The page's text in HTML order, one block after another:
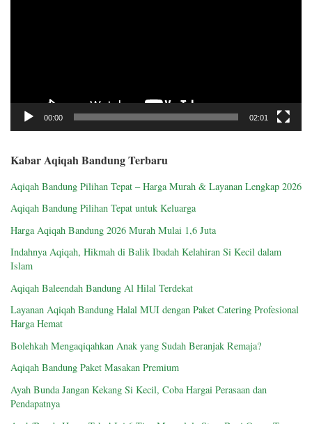
00:00 02:01
Kabar Aqiqah Bandung Terbaru
Aqiqah Bandung Pilihan Tepat – Harga Murah & Layanan Lengkap 2026
Aqiqah Bandung Pilihan Tepat untuk Keluarga
Harga Aqiqah Bandung 2026 Murah Mulai 1,6 Juta
Indahnya Aqiqah, Hikmah di Balik Ibadah Kelahiran Si Kecil dalam
Islam
Aqiqah Baleendah Bandung Al Hilal Terdekat
Layanan Aqiqah Bandung Halal MUI dengan Paket Catering Profesional
Harga Hemat
Bolehkah Mengaqiqahkan Anak yang Sudah Beranjak Remaja?
Aqiqah Bandung Paket Masakan Premium
Ayah Bunda Jangan Kekang Si Kecil, Coba Hargai Perasaan dan
Pendapatnya